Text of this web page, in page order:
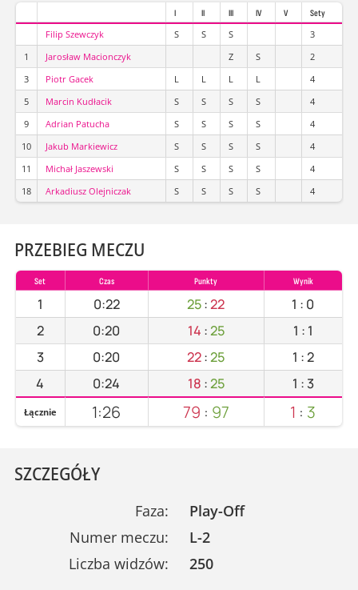
I II III IV V Sety
Filip Szewczyk S S S
3
1
Jarosław Macionczyk Z S
2
3
Piotr Gacek L L L L
4
5
Marcin Kudłacik S S S S
4
9
Adrian Patucha S S S S
4
10
Jakub Markiewicz S S S S
4
11
Michał Jaszewski S S S S
4
18
Arkadiusz Olejniczak S S S S 4
PRZEBIEG MECZU
Set Czas Punkty Wynik
1 0:22 25:22 1 : 0
2
0:20 14 :25 1 : 1
3
0:20 22:25 1 :2
4
0:24 18 :25 1 :3
Łącznie 1:26 79 : 97 1 : 3
SZCZEGÓŁY
Faza:
Play-Off
Numer meczu:
L-2
Liczba widzów:
250